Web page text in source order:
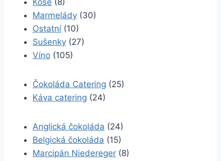
Koše (8)
Marmelády (30)
Ostatní (10)
Sušenky (27)
Víno (105)
Čokoláda Catering (25)
Káva catering (24)
Anglická čokoláda (24)
Belgická čokoláda (15)
Marcipán Niedereger (8)